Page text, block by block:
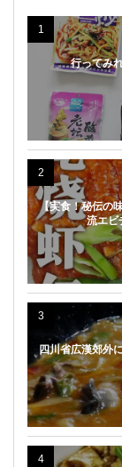
1
行ってみ
2
【実食！秘伝の
流エビ
3
四川省広漢郊外
4